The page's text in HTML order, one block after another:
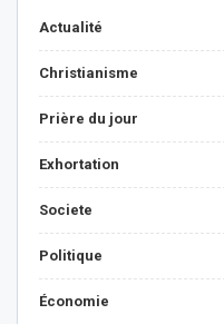
Actualité
Christianisme
Prière du jour
Exhortation
Societe
Politique
Économie